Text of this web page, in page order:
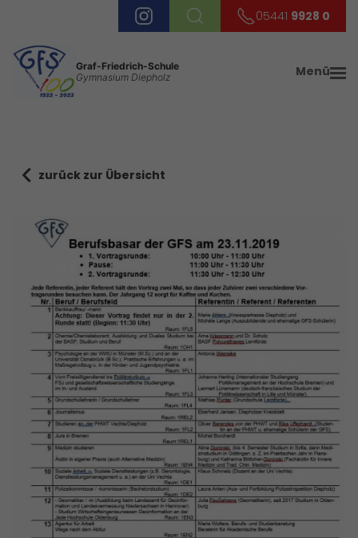
05441 9928 0
Graf-Friedrich-Schule
Gymnasium Diepholz
Menü
zurück zur Übersicht